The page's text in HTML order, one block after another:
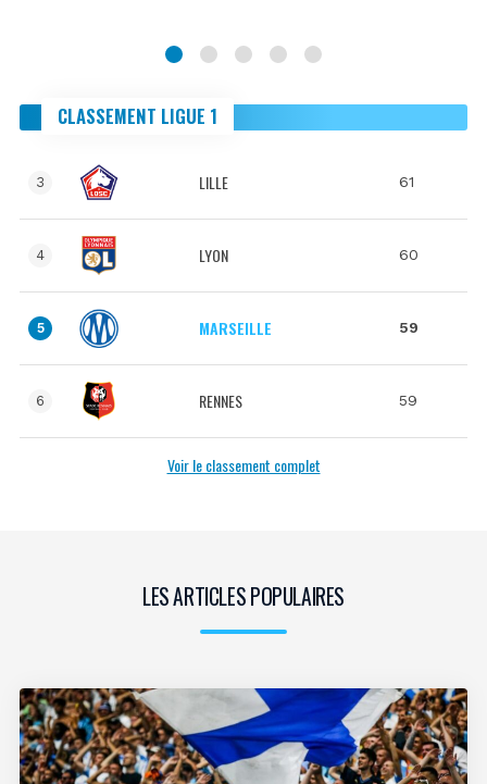
CLASSEMENT LIGUE 1
3 LILLE 61
4 LYON 60
5 MARSEILLE 59
6 RENNES 59
Voir le classement complet
LES ARTICLES POPULAIRES